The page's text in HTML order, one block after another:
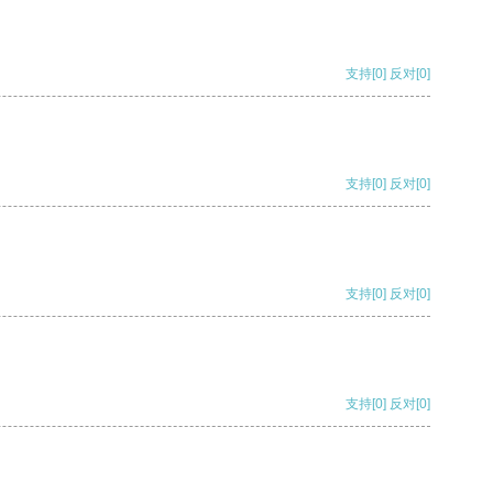
支持[0] 反对[0]
支持[0] 反对[0]
支持[0] 反对[0]
支持[0] 反对[0]